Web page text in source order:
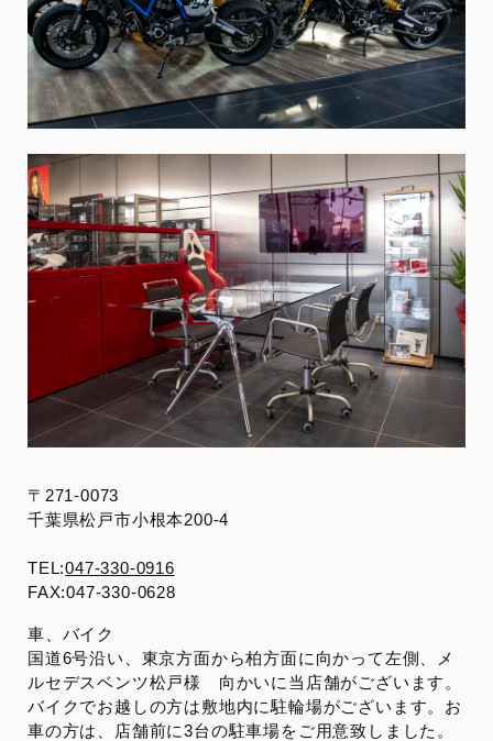
〒271-0073
千葉県松戸市小根本200-4
TEL:047-330-0916
FAX:047-330-0628
車、バイク
国道6号沿い、東京方面から柏方面に向かって左側、メ
ルセデスベンツ松戸様 向かいに当店舗がございます。
バイクでお越しの方は敷地内に駐輪場がございます。お
車の方は、店舗前に3台の駐車場をご用意致しました。